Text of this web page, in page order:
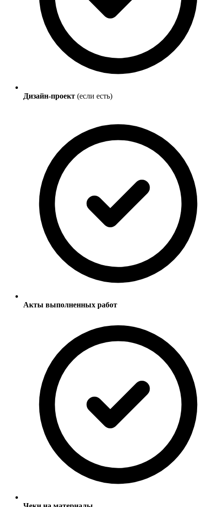
Дизайн-проект (если есть)
Акты выполненных работ